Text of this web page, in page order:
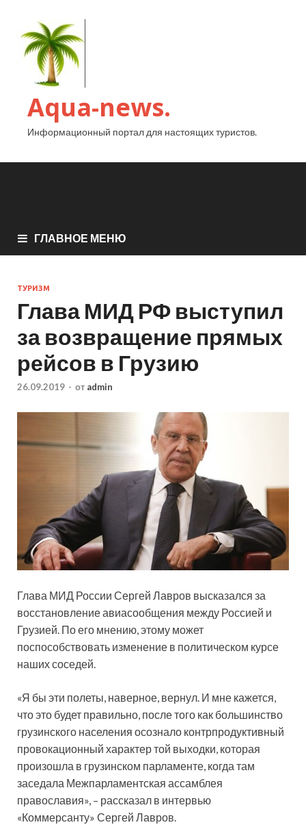
Aqua-news.
Информационный портал для настоящих туристов.
ГЛАВНОЕ МЕНЮ
ТУРИЗМ
Глава МИД РФ выступил
за возвращение прямых
рейсов в Грузию
26.09.2019 - от admin
Глава МИД России Сергей Лавров высказался за
восстановление авиасообщения между Россией и
Грузией. По его мнению, этому может
поспособствовать изменение в политическом курсе
наших соседей.
«Я бы эти полеты, наверное, вернул. И мне кажется,
что это будет правильно, послетого как большинство
грузинского населения осознало контрпродуктивный
провокационный характер той выходки, которая
произошла в грузинском парламенте, когда там
заседала Межпарламентская ассамблея
православия», – рассказал в интервью
«Коммерсанту» Сергей Лавров.